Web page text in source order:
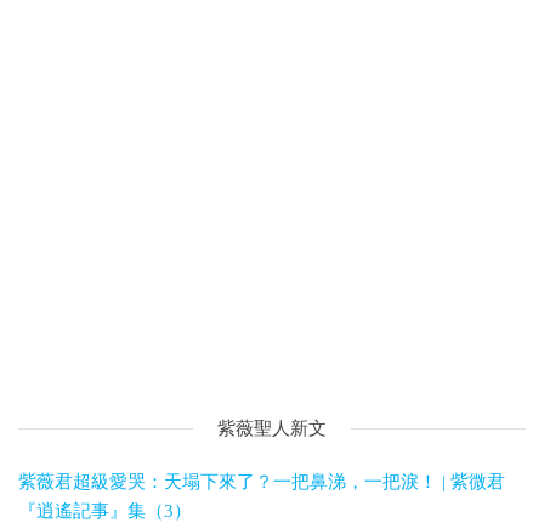
紫薇聖人新文
紫薇君超級愛哭：天塌下來了？一把鼻涕，一把淚！ | 紫微君
『逍遙記事』集（3）